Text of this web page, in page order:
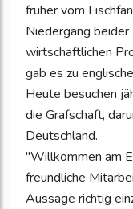
früher vom
Niedergang beider
wirtschaftlichen
gab es zu
Heute besuchen
die Grafschaft,
Deutschland.
"Willkommen am
freundliche
Aussage richtig